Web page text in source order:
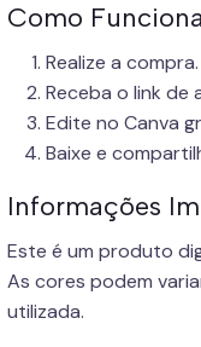
Como Funciona
Realize a compra.
Receba o link de
Edite no Canva
Baixe e
Informações
Este é um produto
As cores podem
utilizada.